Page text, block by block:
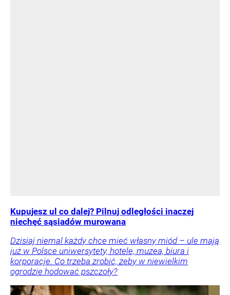
Kupujesz ul co dalej? Pilnuj odległości inaczej
niechęć sąsiadów murowana
Dzisiaj niemal każdy chce mieć własny miód – ule mają
już w Polsce uniwersytety, hotele, muzea, biura i
korporacje. Co trzeba zrobić, żeby w niewielkim
ogrodzie hodować pszczoły?